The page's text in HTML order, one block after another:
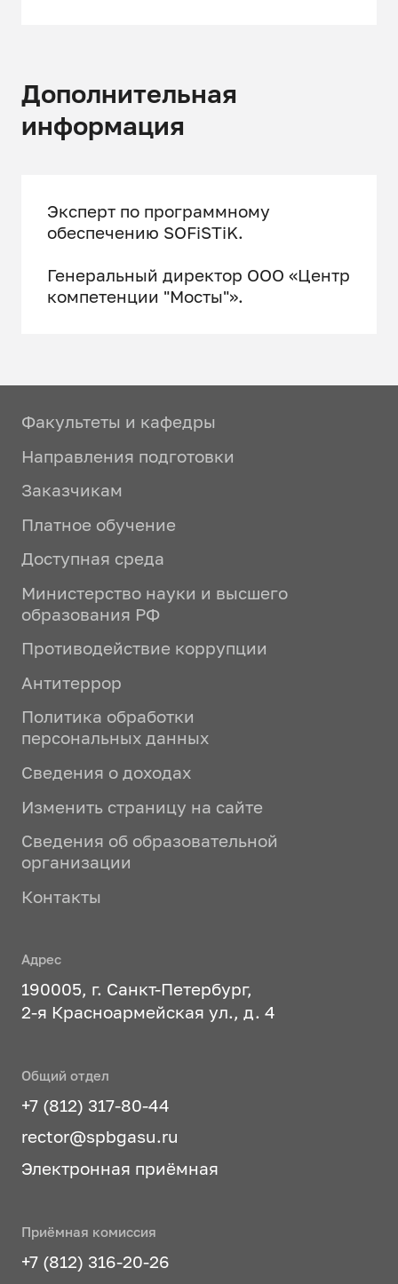
Дополнительная
информация
Эксперт по программному
обеспечению SOFiSTiK.
Генеральный директор ООО «Центр
компетенции "Мосты"».
Факультеты и кафедры
Направления подготовки
Заказчикам
Платное обучение
Доступная среда
Министерство науки и высшего
образования РФ
Противодействие коррупции
Антитеррор
Политика обработки
персональных данных
Сведения о доходах
Изменить страницу на сайте
Сведения об образовательной
организации
Контакты
Адрес
190005, г. Санкт-Петербург,
2-я Красноармейская ул., д. 4
Общий отдел
+7 (812) 317-80-44
rector@spbgasu.ru
Электронная приёмная
Приёмная комиссия
+7 (812) 316-20-26